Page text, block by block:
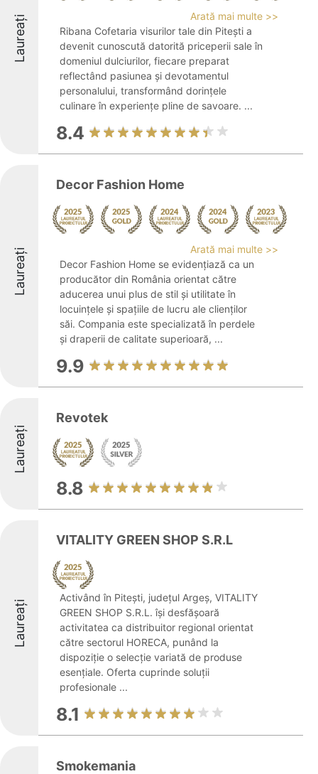
Laureați
Arată mai multe >>
Ribana Cofetaria visurilor tale din Pitești a
devenit cunoscută datorită priceperii sale în
domeniul dulciurilor, fiecare preparat
reflectând pasiunea și devotamentul
personalului, transformând dorințele
culinare în experiențe pline de savoare. ...
8.4
Laureați
Decor Fashion Home
Arată mai multe >>
Decor Fashion Home se evidențiază ca un
producător din România orientat către
aducerea unui plus de stil și utilitate în
locuințele și spațiile de lucru ale clienților
săi. Compania este specializată în perdele
și draperii de calitate superioară, ...
9.9
Laureați
Revotek
8.8
Laureați
VITALITY GREEN SHOP S.R.L
Activând în Pitești, județul Argeș, VITALITY
GREEN SHOP S.R.L. își desfășoară
activitatea ca distribuitor regional orientat
către sectorul HORECA, punând la
dispoziție o selecție variată de produse
esențiale. Oferta cuprinde soluții
profesionale ...
8.1
Smokemania